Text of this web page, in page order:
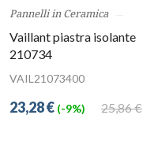
Pannelli in Ceramica
Vaillant piastra isolante
210734
VAIL21073400
25,86 €
23,28 € (-9%)